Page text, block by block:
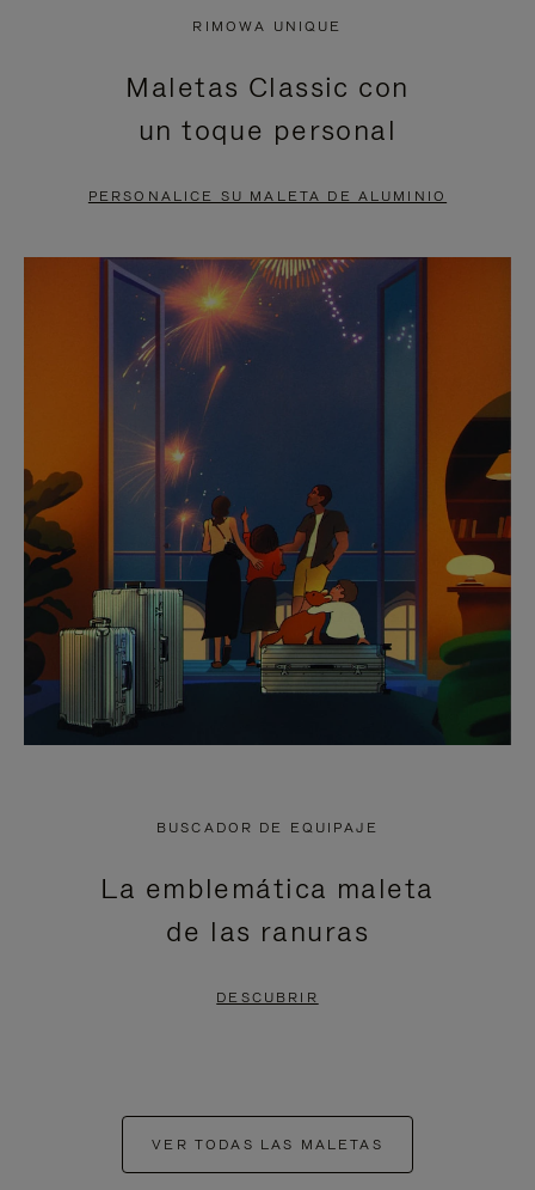
PAUSADO,
PULSE
PARA
ESTÁ
DESACTIVADO:
PULSE
ACTIVARLO.
RIMOWA UNIQUE
Maletas Classic con
un toque personal
PERSONALICE SU MALETA DE ALUMINIO
BUSCADOR DE EQUIPAJE
La emblemática maleta
de las ranuras
DESCUBRIR
VER TODAS LAS MALETAS